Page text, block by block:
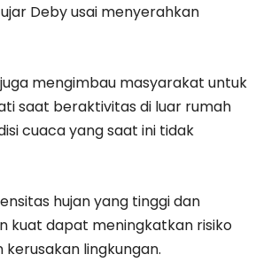
Deby usai menyerahkan
mengimbau masyarakat untuk
saat beraktivitas di luar rumah
cuaca yang saat ini tidak
hujan yang tinggi dan
kuat dapat meningkatkan risiko
lingkungan.